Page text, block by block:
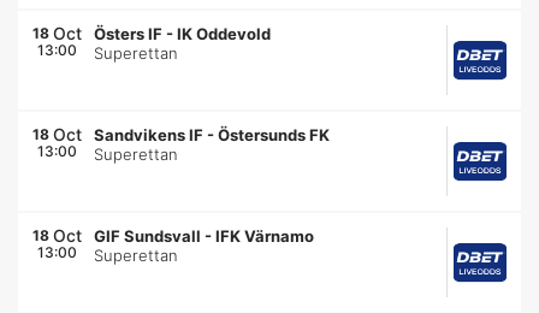
18 Oct
13:00
Östers IF -IK Oddevold
Superettan
18 Oct
13:00
Sandvikens IF -Östersunds FK
Superettan
18 Oct
13:00
GIF Sundsvall -IFK Värnamo
Superettan